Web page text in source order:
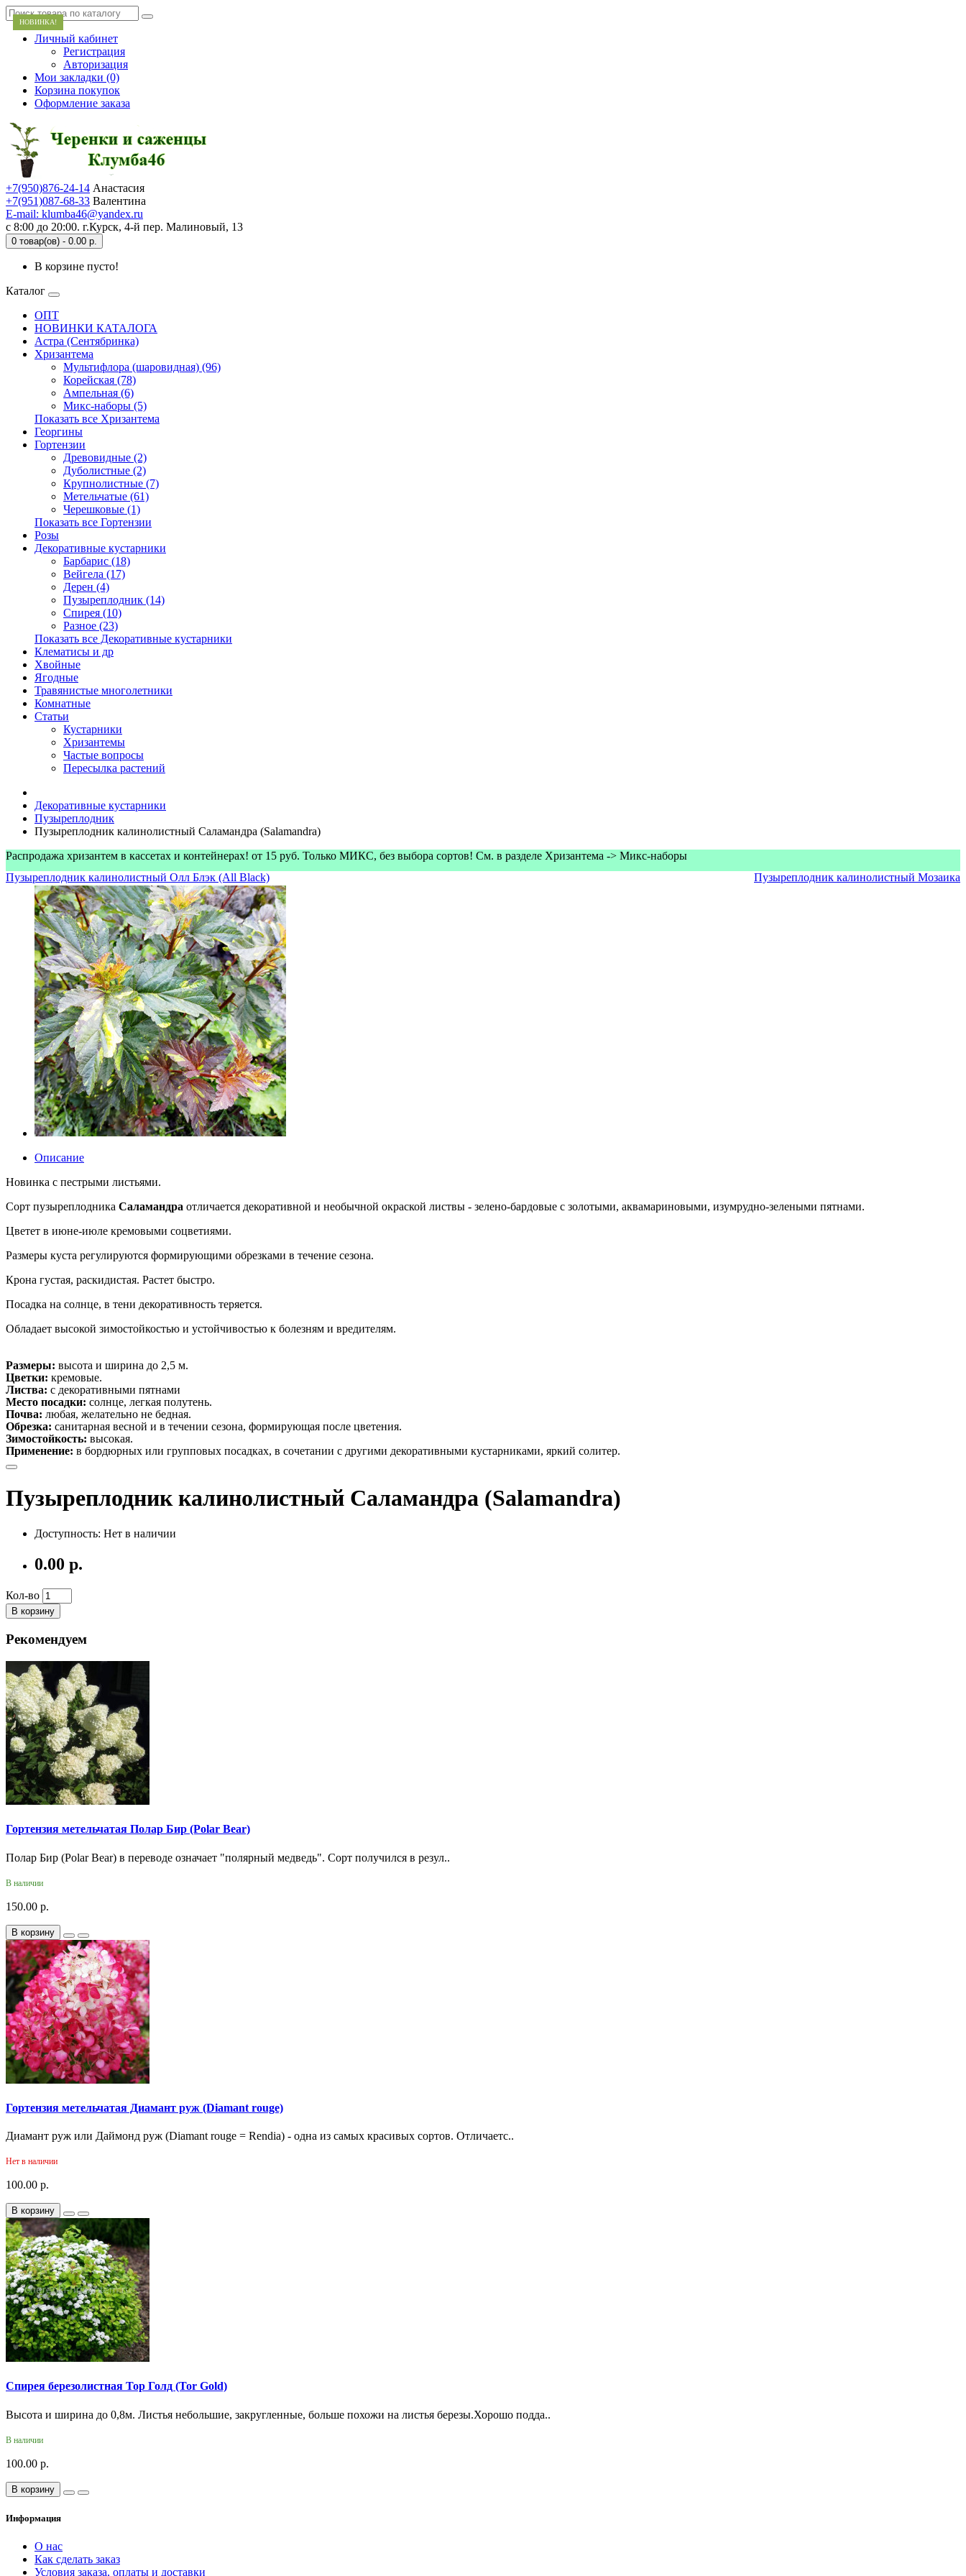
Личный кабинет
Регистрация
Авторизация
Мои закладки (0)
Корзина покупок
Оформление заказа
+7(950)876-24-14 Анастасия
+7(951)087-68-33 Валентина
E-mail: klumba46@yandex.ru
с 8:00 до 20:00. г.Курск, 4-й пер. Малиновый, 13
0 товар(ов) - 0.00 р.
В корзине пусто!
Каталог
ОПТ
НОВИНКИ КАТАЛОГА
Астра (Сентябринка)
Хризантема
Мультифлора (шаровидная) (96)
Корейская (78)
Ампельная (6)
Микс-наборы (5)
Показать все Хризантема
Георгины
Гортензии
Древовидные (2)
Дуболистные (2)
Крупнолистные (7)
Метельчатые (61)
Черешковые (1)
Показать все Гортензии
Розы
Декоративные кустарники
Барбарис (18)
Вейгела (17)
Дерен (4)
Пузыреплодник (14)
Спирея (10)
Разное (23)
Показать все Декоративные кустарники
Клематисы и др
Хвойные
Ягодные
Травянистые многолетники
Комнатные
Статьи
Кустарники
Хризантемы
Частые вопросы
Пересылка растений
Декоративные кустарники
Пузыреплодник
Пузыреплодник калинолистный Саламандра (Salamandra)
Распродажа хризантем в кассетах и контейнерах! от 15 руб. Только МИКС, без выбора сортов! См. в разделе Хризантема -> Микс-наборы
Пузыреплодник калинолистный Олл Блэк (All Black)
Пузыреплодник калинолистный Мозаика
НОВИНКА!
Описание
Новинка с пестрыми листьями.
Сорт пузыреплодника Саламандра отличается декоративной и необычной окраской листвы - зелено-бардовые с золотыми, аквамариновыми, изумрудно-зелеными пятнами.
Цветет в июне-июле кремовыми соцветиями.
Размеры куста регулируются формирующими обрезками в течение сезона.
Крона густая, раскидистая. Растет быстро.
Посадка на солнце, в тени декоративность теряется.
Обладает высокой зимостойкостью и устойчивостью к болезням и вредителям.
Размеры: высота и ширина до 2,5 м.
Цветки: кремовые.
Листва: с декоративными пятнами
Место посадки: солнце, легкая полутень.
Почва: любая, желательно не бедная.
Обрезка: санитарная весной и в течении сезона, формирующая после цветения.
Зимостойкость: высокая.
Применение: в бордюрных или групповых посадках, в сочетании с другими декоративными кустарниками, яркий солитер.
Пузыреплодник калинолистный Саламандра (Salamandra)
Доступность: Нет в наличии
0.00 р.
Кол-во
В корзину
Рекомендуем
Гортензия метельчатая Полар Бир (Polar Bear)
Полар Бир (Polar Bear) в переводе означает "полярный медведь". Сорт получился в резул..
В наличии
150.00 р.
В корзину
Гортензия метельчатая Диамант руж (Diamant rouge)
Диамант руж или Даймонд руж (Diamant rouge = Rendia) - одна из самых красивых сортов. Отличаетс..
Нет в наличии
100.00 р.
В корзину
Спирея березолистная Тор Голд (Tor Gold)
Высота и ширина до 0,8м. Листья небольшие, закругленные, больше похожи на листья березы.Хорошо подда..
В наличии
100.00 р.
В корзину
Информация
О нас
Как сделать заказ
Условия заказа, оплаты и доставки